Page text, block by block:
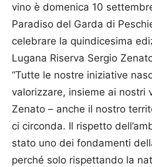
vino è domenica 10
Paradiso del Garda di
celebrare la quindicesima
Lugana Riserva Sergio
“Tutte le nostre iniziative
valorizzare, insieme ai nostri
Zenato – anche il nostro
ci circonda. Il rispetto
stato uno dei fondamenti
perché solo rispettando la